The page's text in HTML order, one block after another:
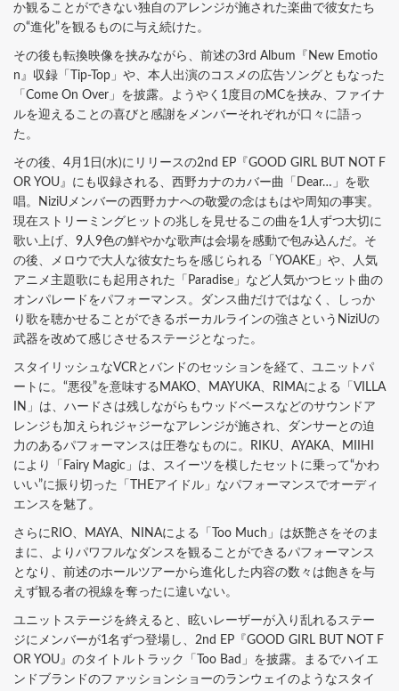
か観ることができない独自のアレンジが施された楽曲で彼女たち
の“進化”を観るものに与え続けた。
その後も転換映像を挟みながら、前述の3rd Album『New Emotio
n』収録「Tip-Top」や、本人出演のコスメの広告ソングともなった
「Come On Over」を披露。ようやく1度目のMCを挟み、ファイナ
ルを迎えることの喜びと感謝をメンバーそれぞれが口々に語っ
た。
その後、4月1日(水)にリリースの2nd EP『GOOD GIRL BUT NOT F
OR YOU』にも収録される、西野カナのカバー曲「Dear…」を歌
唱。NiziUメンバーの西野カナへの敬愛の念はもはや周知の事実。
現在ストリーミングヒットの兆しを見せるこの曲を1人ずつ大切に
歌い上げ、9人9色の鮮やかな歌声は会場を感動で包み込んだ。そ
の後、メロウで大人な彼女たちを感じられる「YOAKE」や、人気
アニメ主題歌にも起用された「Paradise」など人気かつヒット曲の
オンパレードをパフォーマンス。ダンス曲だけではなく、しっか
り歌を聴かせることができるボーカルラインの強さというNiziUの
武器を改めて感じさせるステージとなった。
スタイリッシュなVCRとバンドのセッションを経て、ユニットパ
ートに。“悪役”を意味するMAKO、MAYUKA、RIMAによる「VILLA
IN」は、ハードさは残しながらもウッドベースなどのサウンドア
レンジも加えられジャジーなアレンジが施され、ダンサーとの迫
力のあるパフォーマンスは圧巻なものに。RIKU、AYAKA、MIIHI
により「Fairy Magic」は、スイーツを模したセットに乗って“かわ
いい”に振り切った「THEアイドル」なパフォーマンスでオーディ
エンスを魅了。
さらにRIO、MAYA、NINAによる「Too Much」は妖艶さをそのま
まに、よりパワフルなダンスを観ることができるパフォーマンス
となり、前述のホールツアーから進化した内容の数々は飽きを与
えず観る者の視線を奪ったに違いない。
ユニットステージを終えると、眩いレーザーが入り乱れるステー
ジにメンバーが1名ずつ登場し、2nd EP『GOOD GIRL BUT NOT F
OR YOU』のタイトルトラック「Too Bad」を披露。まるでハイエ
ンドブランドのファッションショーのランウェイのようなスタイ